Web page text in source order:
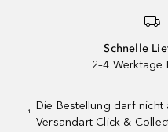
Schnelle
2–4 Werktage
¹
Die Bestellung darf
Versandart Click &